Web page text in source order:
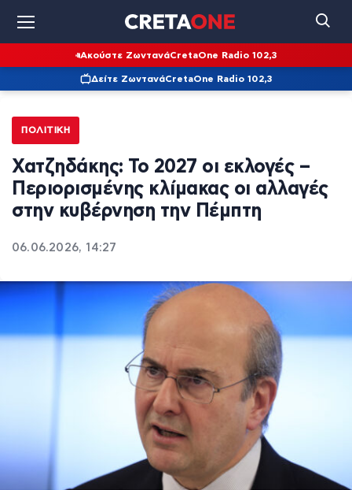
Ακούστε ΖωντανάCretaOne Radio 102,3
Δείτε ΖωντανάCretaOne Radio 102,3
ΠΟΛΙΤΙΚΉ
Χατζηδάκης: Το 2027 οι εκλογές –
Περιορισμένης κλίμακας οι αλλαγές
στην κυβέρνηση την Πέμπτη
06.06.2026, 14:27